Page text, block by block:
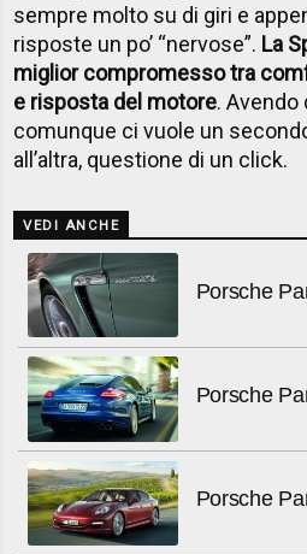
sempre molto su di giri e
risposte un po’ “nervose”. La
miglior compromesso tra
e risposta del motore.
comunque ci vuole un
all’altra, questione di un click.
VEDI ANCHE
Porsche
Porsche
Porsche